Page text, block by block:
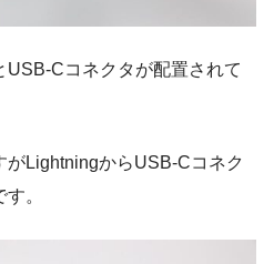
Cコネクタが配置されて
LightningからUSB-Cコネク
。